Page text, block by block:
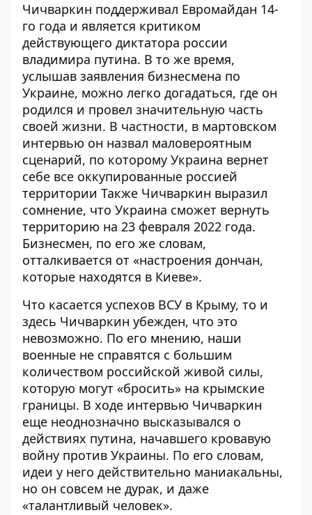
Чичваркин поддерживал Евромайдан 14-
го года и является критиком
действующего диктатора россии
владимира путина. В то же время,
услышав заявления бизнесмена по
Украине, можно легко догадаться, где он
родился и провел значительную часть
своей жизни. В частности, в мартовском
интервью он назвал маловероятным
сценарий, по которому Украина вернет
себе все оккупированные россией
территории Также Чичваркин выразил
сомнение, что Украина сможет вернуть
территорию на 23 февраля 2022 года.
Бизнесмен, по его же словам,
отталкивается от «настроения дончан,
которые находятся в Киеве».
Что касается успехов ВСУ в Крыму, то и
здесь Чичваркин убежден, что это
невозможно. По его мнению, наши
военные не справятся с большим
количеством российской живой силы,
которую могут «бросить» на крымские
границы. В ходе интервью Чичваркин
еще неоднозначно высказывался о
действиях путина, начавшего кровавую
войну против Украины. По его словам,
идеи у него действительно маниакальны,
но он совсем не дурак, и даже
«талантливый человек».